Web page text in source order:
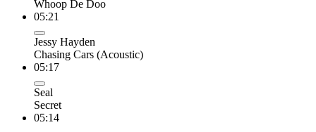
Whoop De Doo
05:21
Jessy Hayden
Chasing Cars (Acoustic)
05:17
Seal
Secret
05:14